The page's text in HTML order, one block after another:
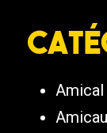
Amical